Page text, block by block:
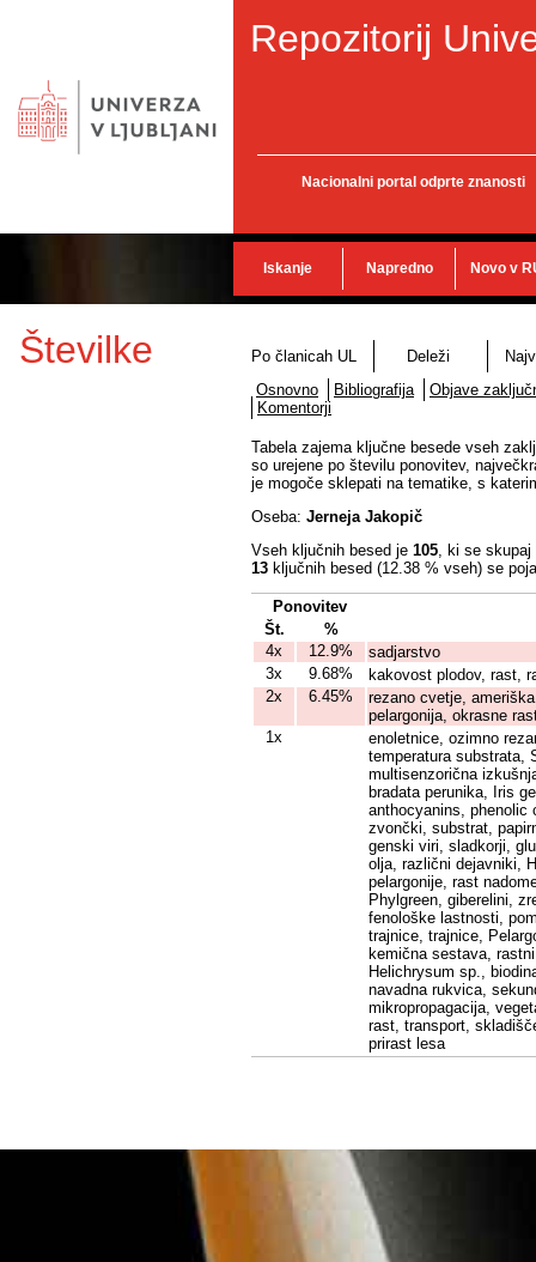
Repozitorij
Nacionalni portal odprte znanosti
Iskanje Napredno Novo v
Številke Po članicah UL Deleži
Osnovno
Bibliografija
Objave
Komentorji
Tabela zajema ključne besede vseh
so urejene po številu ponovitev,
je mogoče sklepati na tematike, s
Oseba: Jerneja Jakopič
Vseh ključnih besed je 105, ki se
13 ključnih besed (12.38 % vseh) se
Ponovitev
Št.
%
4x
12.9%
sadjarstvo
3x
9.68%
kakovost plodov, rast,
2x
6.45%
rezano cvetje,
pelargonija, okrasne
1x
enoletnice, ozimno
temperatura substrata,
multisenzorična
bradata perunika, Iris
anthocyanins, phenolic
zvončki, substrat,
genski viri, sladkorji,
olja, različni dejavniki,
pelargonije, rast
Phylgreen, giberelini,
fenološke lastnosti,
trajnice, trajnice,
kemična sestava,
Helichrysum sp.,
navadna rukvica,
mikropropagacija,
rast, transport,
prirast lesa